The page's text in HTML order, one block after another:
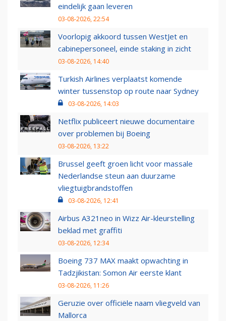
eindelijk gaan leveren
03-08-2026, 22:54
Voorlopig akkoord tussen WestJet en
cabinepersoneel, einde staking in zicht
03-08-2026, 14:40
Turkish Airlines verplaatst komende
winter tussenstop op route naar Sydney
03-08-2026, 14:03
Netflix publiceert nieuwe documentaire
over problemen bij Boeing
03-08-2026, 13:22
Brussel geeft groen licht voor massale
Nederlandse steun aan duurzame
vliegtuigbrandstoffen
03-08-2026, 12:41
Airbus A321neo in Wizz Air-kleurstelling
beklad met graffiti
03-08-2026, 12:34
Boeing 737 MAX maakt opwachting in
Tadzjikistan: Somon Air eerste klant
03-08-2026, 11:26
Geruzie over officiële naam vliegveld van
Mallorca